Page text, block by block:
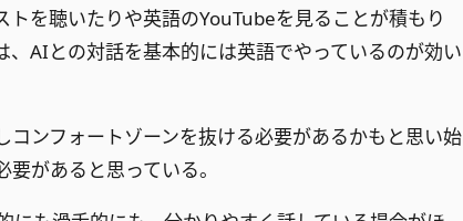
を聴いたりや英語のYouTubeを見ることが積もり
AIとの対話を基本的には英語でやっているのが効い
ンフォートゾーンを抜ける必要があるかもと思い始
があると思っている。